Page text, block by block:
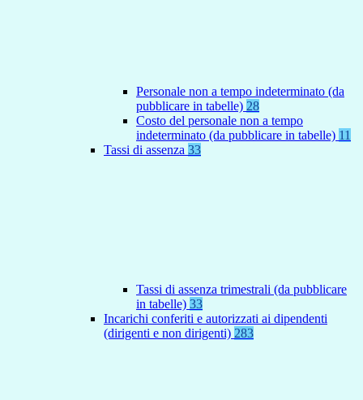
Personale non a tempo indeterminato (da
pubblicare in tabelle) 28
Costo del personale non a tempo
indeterminato (da pubblicare in tabelle) 11
Tassi di assenza 33
Tassi di assenza trimestrali (da pubblicare
in tabelle) 33
Incarichi conferiti e autorizzati ai dipendenti
(dirigenti e non dirigenti) 283